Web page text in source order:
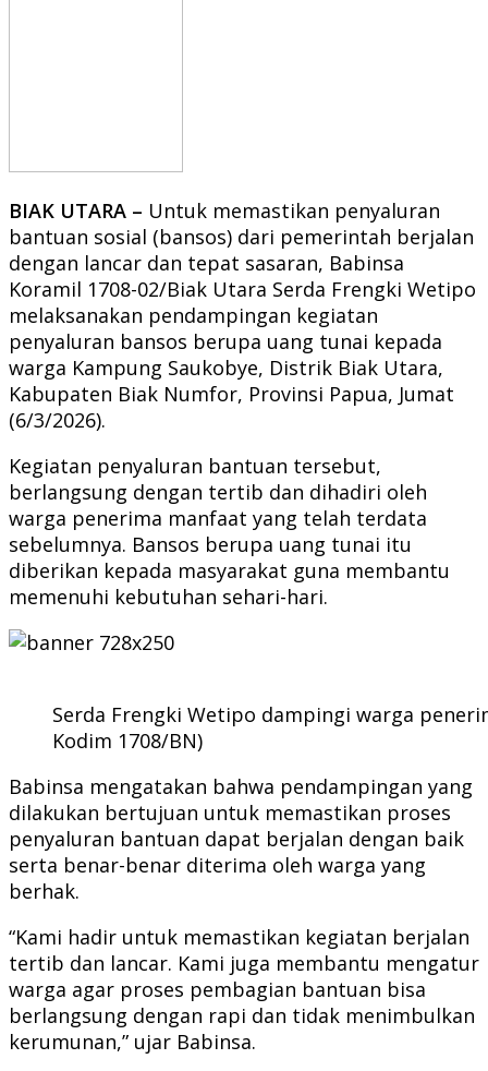
BIAK UTARA – Untuk memastikan penyaluran
bantuan sosial (bansos) dari pemerintah berjalan
dengan lancar dan tepat sasaran, Babinsa
Koramil 1708-02/Biak Utara Serda Frengki Wetipo
melaksanakan pendampingan kegiatan
penyaluran bansos berupa uang tunai kepada
warga Kampung Saukobye, Distrik Biak Utara,
Kabupaten Biak Numfor, Provinsi Papua, Jumat
(6/3/2026).
Kegiatan penyaluran bantuan tersebut,
berlangsung dengan tertib dan dihadiri oleh
warga penerima manfaat yang telah terdata
sebelumnya. Bansos berupa uang tunai itu
diberikan kepada masyarakat guna membantu
memenuhi kebutuhan sehari-hari.
Serda Frengki Wetipo dampingi warga
Kodim 1708/BN)
Babinsa mengatakan bahwa pendampingan yang
dilakukan bertujuan untuk memastikan proses
penyaluran bantuan dapat berjalan dengan baik
serta benar-benar diterima oleh warga yang
berhak.
“Kami hadir untuk memastikan kegiatan berjalan
tertib dan lancar. Kami juga membantu mengatur
warga agar proses pembagian bantuan bisa
berlangsung dengan rapi dan tidak menimbulkan
kerumunan,” ujar Babinsa.